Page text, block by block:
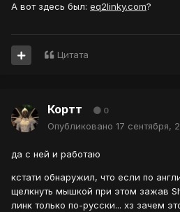
А вот здесь был: eq2linky.com?
Цитата
Кортт 0
Опубликовано 17 сентября,
да с ней и работаю
кстати обнаружил, что если по
щелкнуть мышкой при этом зажав
линк только по-русски... хз зачем